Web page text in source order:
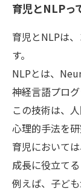
育児とNLPっ
育児とNLPは
す。
NLPとは、
神経言語プログ
この技術は、
心理的手法を研
育児において
成長に役立てる
例えば、子ど